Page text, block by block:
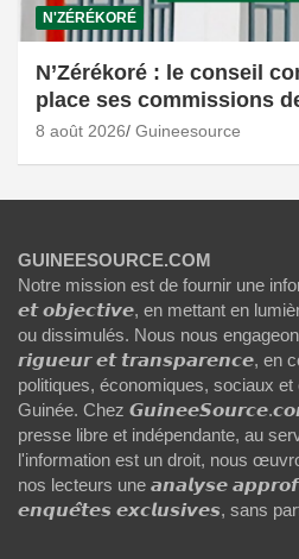
N'ZÉRÉKORÉ
N’Zérékoré : le conseil
place ses commissions
8 août 2026 Guineesource
GUINEESOURCE.COM
Notre mission est de fournir une
𝙚𝙩 𝙤𝙗𝙟𝙚𝙘𝙩𝙞𝙫𝙚, en mettant en
ou dissimulés. Nous nous
𝙧𝙞𝙜𝙪𝙚𝙪𝙧 𝙚𝙩 𝙩𝙧𝙖𝙣𝙨𝙥𝙖𝙧𝙚𝙣𝙘𝙚, en
politiques, économiques, sociaux
Guinée. Chez
presse libre et indépendante, au
l'information est un droit, nous
nos lecteurs une 𝙖𝙣𝙖𝙡𝙮𝙨𝙚
𝙚𝙣𝙦𝙪𝙚̂𝙩𝙚𝙨 𝙚𝙭𝙘𝙡𝙪𝙨𝙞𝙫𝙚𝙨, sans